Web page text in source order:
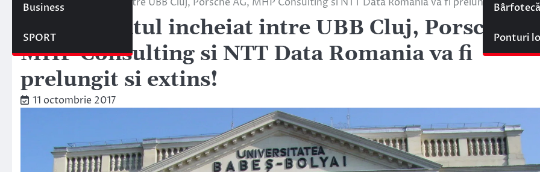
Business
SPORT
Bârfotecă
Ponturi
Parteneriatul incheiat intre UBB Cluj, Porsche
MHP Consulting si NTT Data Romania va fi
prelungit si extins!
11 octombrie 2017